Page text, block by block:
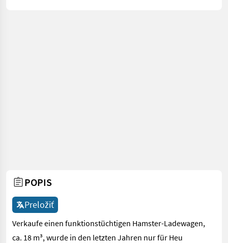
POPIS
Preložiť
Verkaufe einen funktionstüchtigen Hamster-Ladewagen,
ca. 18 m³, wurde in den letzten Jahren nur für Heu